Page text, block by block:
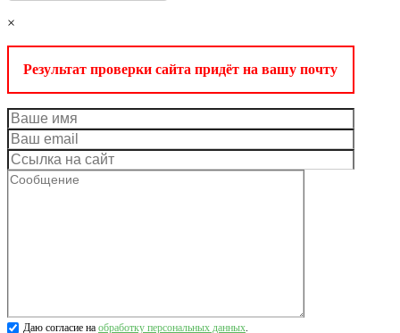
×
Результат проверки сайта придёт на вашу почту
Даю согласие на обработку персональных данных.